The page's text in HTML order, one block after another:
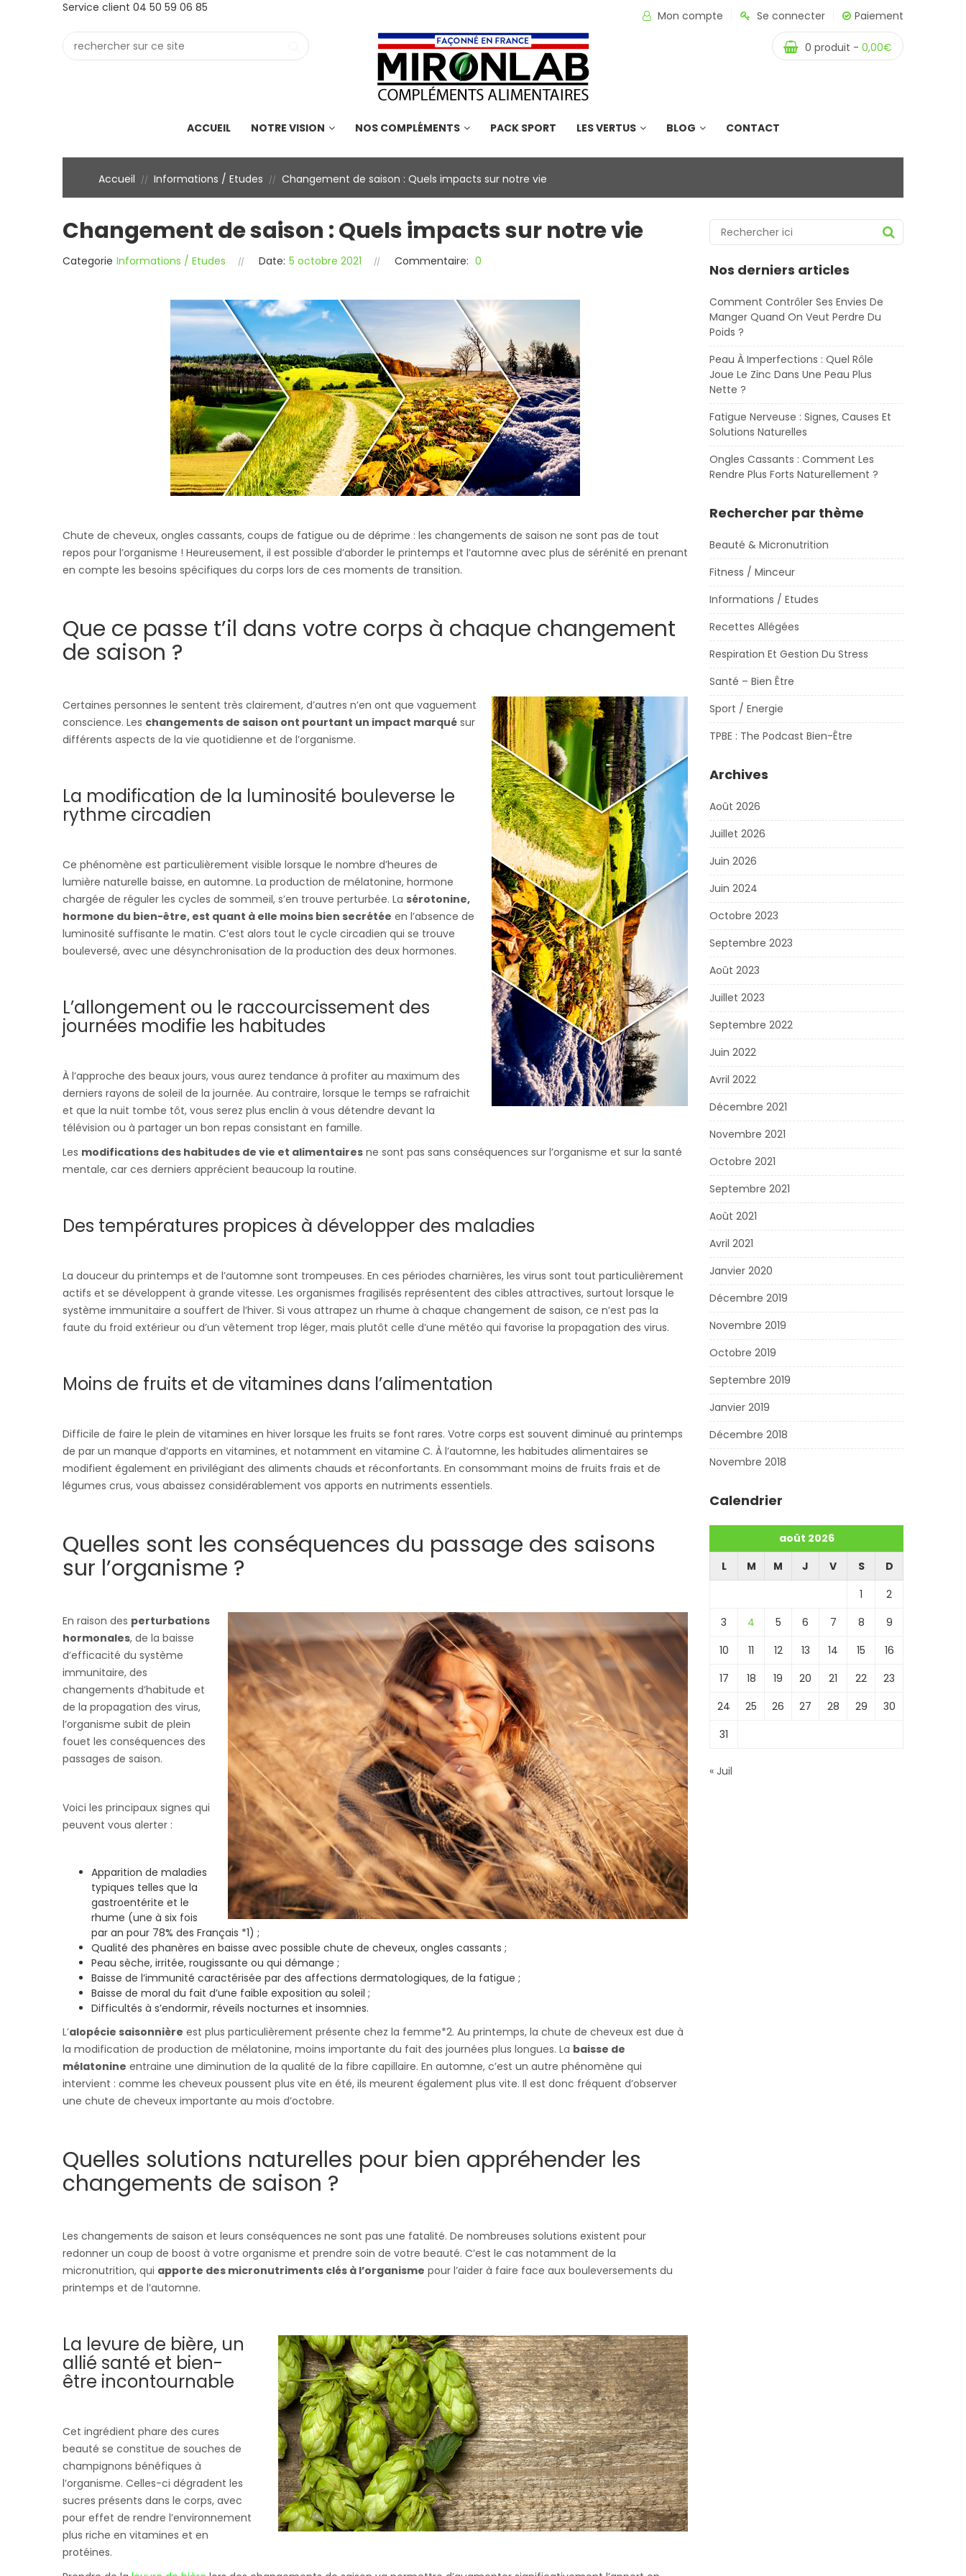
Service client 04 50 59 06 85
Mon compte Se connecter Paiement
0 produit - 0,00€
ACCUEIL NOTRE VISION NOS COMPLÉMENTS PACK SPORT LES VERTUS BLOG CONTACT
Accueil // Informations / Etudes // Changement de saison : Quels impacts sur notre vie
Changement de saison : Quels impacts sur notre vie
Categorie Informations / Etudes Date: 5 octobre 2021 Commentaire: 0
Chute de cheveux, ongles cassants, coups de fatigue ou de déprime : les changements de saison ne sont pas de tout
repos pour l’organisme ! Heureusement, il est possible d’aborder le printemps et l’automne avec plus de sérénité en prenant
en compte les besoins spécifiques du corps lors de ces moments de transition.
Que ce passe t’il dans votre corps à chaque changement
de saison ?
Certaines personnes le sentent très clairement, d’autres n’en ont que vaguement
conscience. Les changements de saison ont pourtant un impact marqué sur
différents aspects de la vie quotidienne et de l’organisme.
La modification de la luminosité bouleverse le
rythme circadien
Ce phénomène est particulièrement visible lorsque le nombre d’heures de
lumière naturelle baisse, en automne. La production de mélatonine, hormone
chargée de réguler les cycles de sommeil, s’en trouve perturbée. La sérotonine,
hormone du bien-être, est quant à elle moins bien secrétée en l’absence de
luminosité suffisante le matin. C’est alors tout le cycle circadien qui se trouve
bouleversé, avec une désynchronisation de la production des deux hormones.
L’allongement ou le raccourcissement des
journées modifie les habitudes
À l’approche des beaux jours, vous aurez tendance à profiter au maximum des
derniers rayons de soleil de la journée. Au contraire, lorsque le temps se rafraichit
et que la nuit tombe tôt, vous serez plus enclin à vous détendre devant la
télévision ou à partager un bon repas consistant en famille.
Les modifications des habitudes de vie et alimentaires ne sont pas sans conséquences sur l’organisme et sur la santé
mentale, car ces derniers apprécient beaucoup la routine.
Des températures propices à développer des maladies
La douceur du printemps et de l’automne sont trompeuses. En ces périodes charnières, les virus sont tout particulièrement
actifs et se développent à grande vitesse. Les organismes fragilisés représentent des cibles attractives, surtout lorsque le
système immunitaire a souffert de l’hiver. Si vous attrapez un rhume à chaque changement de saison, ce n’est pas la
faute du froid extérieur ou d’un vêtement trop léger, mais plutôt celle d’une météo qui favorise la propagation des virus.
Moins de fruits et de vitamines dans l’alimentation
Difficile de faire le plein de vitamines en hiver lorsque les fruits se font rares. Votre corps est souvent diminué au printemps
de par un manque d’apports en vitamines, et notamment en vitamine C. À l’automne, les habitudes alimentaires se
modifient également en privilégiant des aliments chauds et réconfortants. En consommant moins de fruits frais et de
légumes crus, vous abaissez considérablement vos apports en nutriments essentiels.
Quelles sont les conséquences du passage des saisons
sur l’organisme ?
En raison des perturbations
hormonales, de la baisse
d’efficacité du système
immunitaire, des
changements d’habitude et
de la propagation des virus,
l’organisme subit de plein
fouet les conséquences des
passages de saison.
Voici les principaux signes qui
peuvent vous alerter :
Apparition de maladies
typiques telles que la
gastroentérite et le
rhume (une à six fois
par an pour 78% des Français *1) ;
Qualité des phanères en baisse avec possible chute de cheveux, ongles cassants ;
Peau sèche, irritée, rougissante ou qui démange ;
Baisse de l’immunité caractérisée par des affections dermatologiques, de la fatigue ;
Baisse de moral du fait d’une faible exposition au soleil ;
Difficultés à s’endormir, réveils nocturnes et insomnies.
L’alopécie saisonnière est plus particulièrement présente chez la femme*2. Au printemps, la chute de cheveux est due à
la modification de production de mélatonine, moins importante du fait des journées plus longues. La baisse de
mélatonine entraine une diminution de la qualité de la fibre capillaire. En automne, c’est un autre phénomène qui
intervient : comme les cheveux poussent plus vite en été, ils meurent également plus vite. Il est donc fréquent d’observer
une chute de cheveux importante au mois d’octobre.
Quelles solutions naturelles pour bien appréhender les
changements de saison ?
Les changements de saison et leurs conséquences ne sont pas une fatalité. De nombreuses solutions existent pour
redonner un coup de boost à votre organisme et prendre soin de votre beauté. C’est le cas notamment de la
micronutrition, qui apporte des micronutriments clés à l’organisme pour l’aider à faire face aux bouleversements du
printemps et de l’automne.
La levure de bière, un
allié santé et bien-
être incontournable
Cet ingrédient phare des cures
beauté se constitue de souches de
champignons bénéfiques à
l’organisme. Celles-ci dégradent les
sucres présents dans le corps, avec
pour effet de rendre l’environnement
plus riche en vitamines et en
protéines.
Nos derniers articles
Comment Contrôler Ses Envies De
Manger Quand On Veut Perdre Du
Poids ?
Peau À Imperfections : Quel Rôle
Joue Le Zinc Dans Une Peau Plus
Nette ?
Fatigue Nerveuse : Signes, Causes Et
Solutions Naturelles
Ongles Cassants : Comment Les
Rendre Plus Forts Naturellement ?
Rechercher par thème
Beauté & Micronutrition
Fitness / Minceur
Informations / Etudes
Recettes Allégées
Respiration Et Gestion Du Stress
Santé – Bien Être
Sport / Energie
TPBE : The Podcast Bien-Être
Archives
Août 2026
Juillet 2026
Juin 2026
Juin 2024
Octobre 2023
Septembre 2023
Août 2023
Juillet 2023
Septembre 2022
Juin 2022
Avril 2022
Décembre 2021
Novembre 2021
Octobre 2021
Septembre 2021
Août 2021
Avril 2021
Janvier 2020
Décembre 2019
Novembre 2019
Octobre 2019
Septembre 2019
Janvier 2019
Décembre 2018
Novembre 2018
Calendrier
août 2026
L
M M J V S
D
1
2
3
4 5 6 7 8
9
10
11 12 13 14 15
16
17
18 19 20 21 22
23
24
25 26 27 28 29
30
31
« Juil